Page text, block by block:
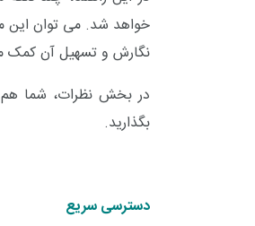
خواهد شد. می توان این
نگارش و تسهیل آن کمک
در بخش نظرات، شما هم
بگذارید.
دسترسی سریع